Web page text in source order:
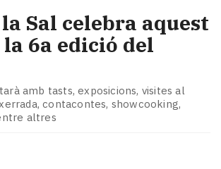
Sal celebra aquest
6a edició del
amb tasts, exposicions, visites al
contacontes, showcooking,
altres